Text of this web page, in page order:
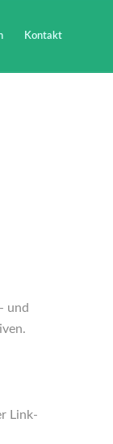
Kontakt
und
Link-